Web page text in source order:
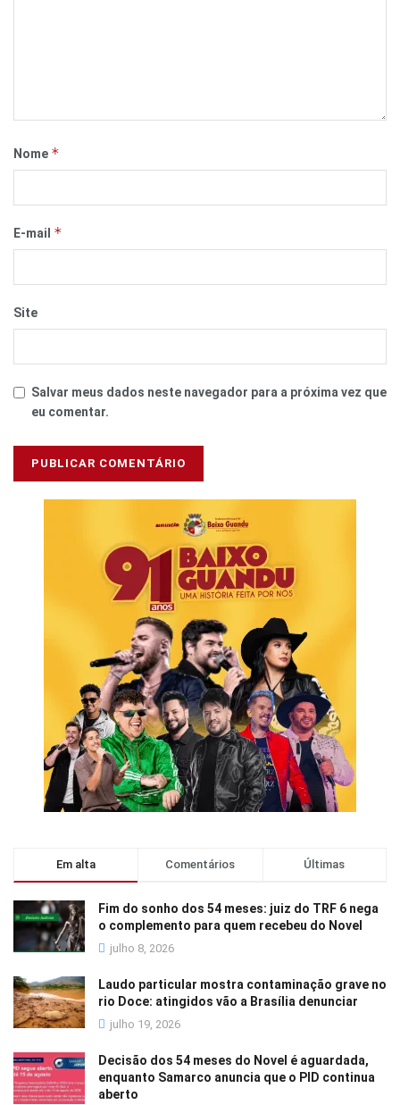
Nome *
E-mail *
Site
Salvar meus dados neste navegador para a próxima vez que
eu comentar.
Em alta Comentários Últimas
Fim do sonho dos 54 meses: juiz do TRF 6 nega
o complemento para quem recebeu do Novel
julho 8, 2026
Laudo particular mostra contaminação grave no
rio Doce: atingidos vão a Brasília denunciar
julho 19, 2026
Decisão dos 54 meses do Novel é aguardada,
enquanto Samarco anuncia que o PID continua
aberto